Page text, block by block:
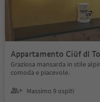
Appartamento Ciüf dl
Graziosa mansarda in stile
comoda e piacevole.
Massimo 9 ospiti